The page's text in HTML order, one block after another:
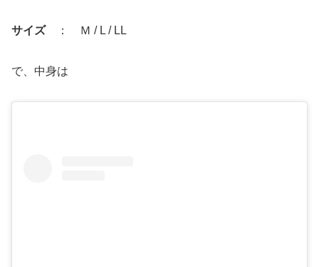
サイズ： Ｍ / L / LL
で、中身は